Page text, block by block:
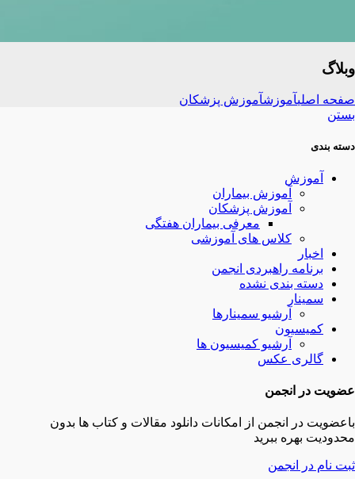
وبلاگ
صفحه اصلیآموزشآموزش پزشکان
بستن
دسته بندی
آموزش
آموزش بیماران
آموزش پزشکان
معرفی بیماران هفتگی
کلاس های آموزشی
اخبار
برنامه راهبردی انجمن
دسته بندی نشده
سمینار
آرشیو سمینارها
کمیسیون
آرشیو کمیسیون ها
گالری عکس
عضویت در انجمن
باعضویت در انجمن از امکانات دانلود مقالات و کتاب ها بدون
محدودیت بهره ببرید
ثبت نام در انجمن